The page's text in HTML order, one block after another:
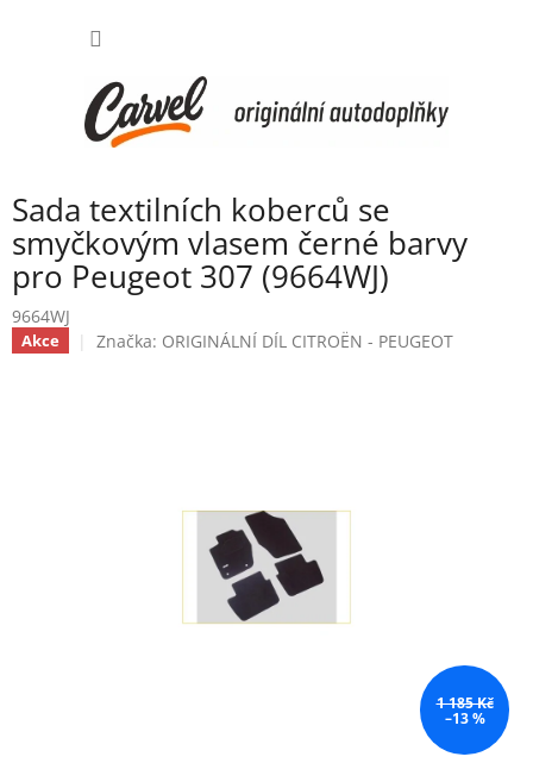
Sada textilních koberců se
smyčkovým vlasem černé barvy
pro Peugeot 307 (9664WJ)
9664WJ
Akce Značka: ORIGINÁLNÍ DÍL CITROËN - PEUGEOT
1 185 Kč
–13 %